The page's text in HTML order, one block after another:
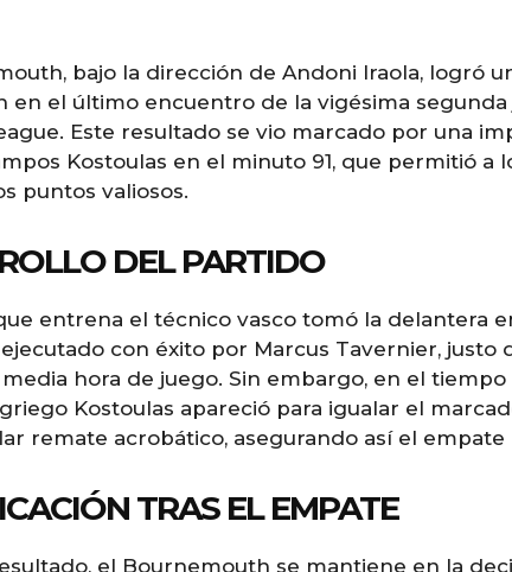
bajo la dirección de Andoni Iraola, logró
en el último encuentro de la vigésima segunda
Este resultado se vio marcado por una
Kostoulas en el minuto 91, que permitió a
puntos valiosos.
DEL PARTIDO
entrena el técnico vasco tomó la delantera
con éxito por Marcus Tavernier, justo
hora de juego. Sin embargo, en el
Kostoulas apareció para igualar el
remate acrobático, asegurando así el empate
TRAS EL EMPATE
el Bournemouth se mantiene en la